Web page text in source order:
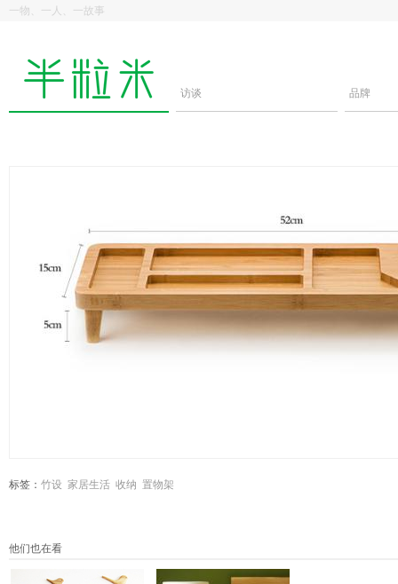
一物、一人、一故事
访谈 品牌
标签： 竹设 家居生活 收纳 置物架
他们也在看